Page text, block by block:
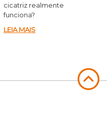
cicatriz realmente
funciona?
LEIA MAIS